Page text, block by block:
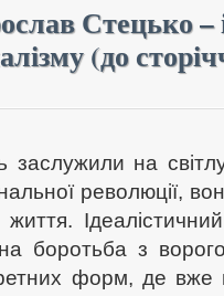
Стецько –
(до
заслужили на
революції,
боротьба з
форм, де вже